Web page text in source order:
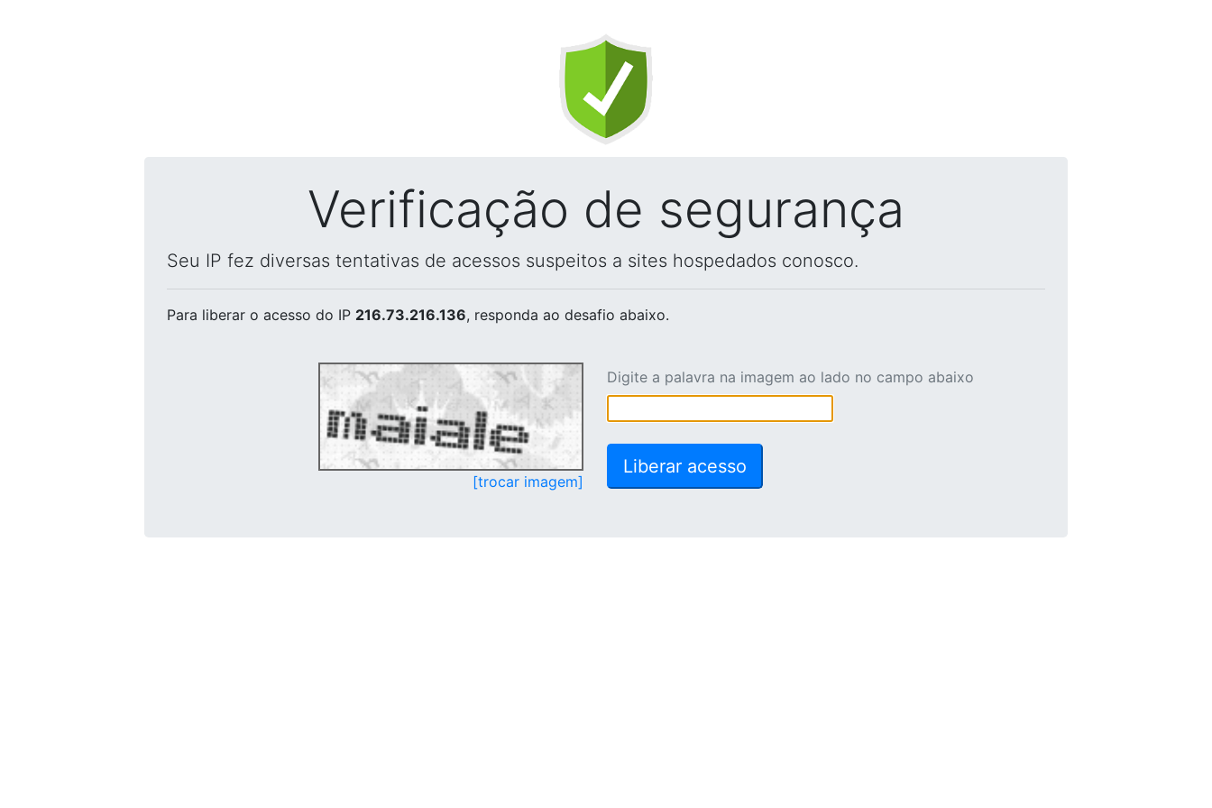
Verificação de segurança
Seu IP fez diversas tentativas de acessos suspeitos a sites hospedados conosco.
Para liberar o acesso do IP 216.73.216.136, responda ao desafio abaixo.
[trocar imagem]
Digite a palavra na imagem ao lado no campo abaixo